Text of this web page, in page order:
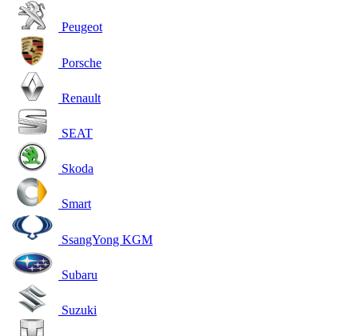
Peugeot
Porsche
Renault
SEAT
Skoda
Smart
SsangYong KGM
Subaru
Suzuki